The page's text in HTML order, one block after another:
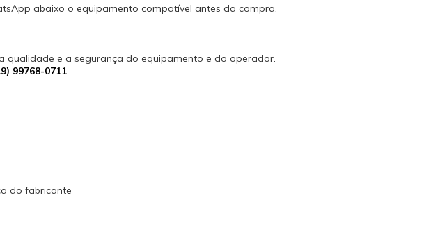
abaixo o equipamento compatível antes da compra.
qualidade e a segurança do equipamento e do operador.
99768-0711.
do fabricante